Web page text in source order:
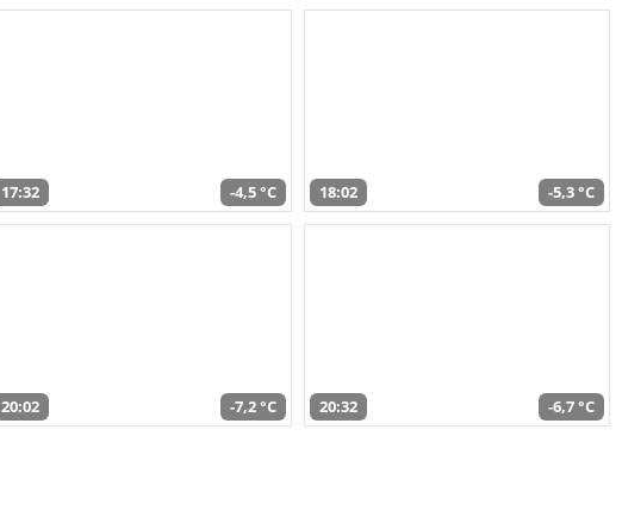
17:32 -4,5 °C 18:02 -5,3 °C
20:02 -7,2 °C 20:32 -6,7 °C